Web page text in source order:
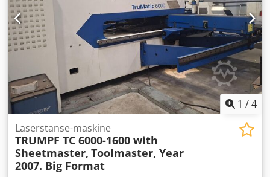
1 /4
Laserstanse-maskine
TRUMPF TC 6000-1600 with
Sheetmaster, Toolmaster, Year
2007. Big Format